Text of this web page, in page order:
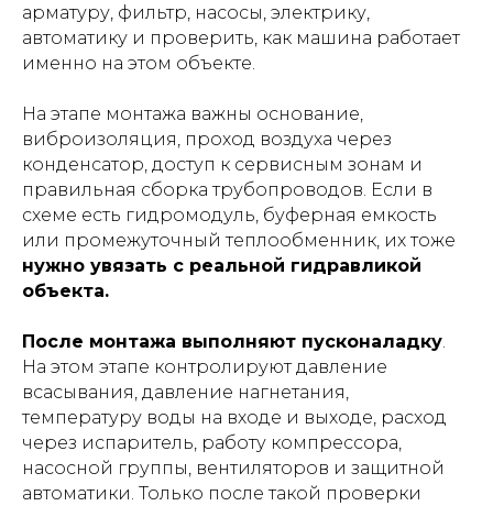
арматуру, фильтр, насосы, электрику,
автоматику и проверить, как машина работает
именно на этом объекте.
На этапе монтажа важны основание,
виброизоляция, проход воздуха через
конденсатор, доступ к сервисным зонам и
правильная сборка трубопроводов. Если в
схеме есть гидромодуль, буферная емкость
или промежуточный теплообменник, их тоже
нужно увязать с реальной гидравликой
объекта.
После монтажа выполняют пусконаладку
На этом этапе контролируют давление
всасывания, давление нагнетания,
температуру воды на входе и выходе, расход
через испаритель, работу компрессора,
насосной группы, вентиляторов и защитной
автоматики. Только после такой проверки